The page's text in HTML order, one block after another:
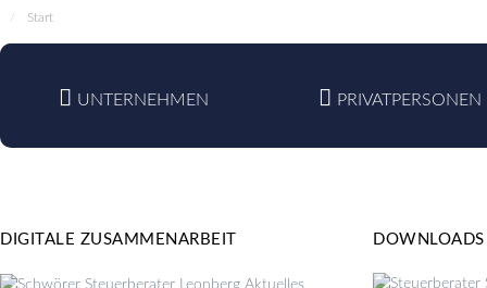
Start
UNTERNEHMEN PRIVATPERSONEN
DIGITALE ZUSAMMENARBEIT DOWNLOADS